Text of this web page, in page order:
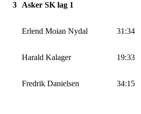
3 Asker SK lag 1
Erlend Moian Nydal 31:34
Harald Kalager 19:33
Fredrik Danielsen 34:15